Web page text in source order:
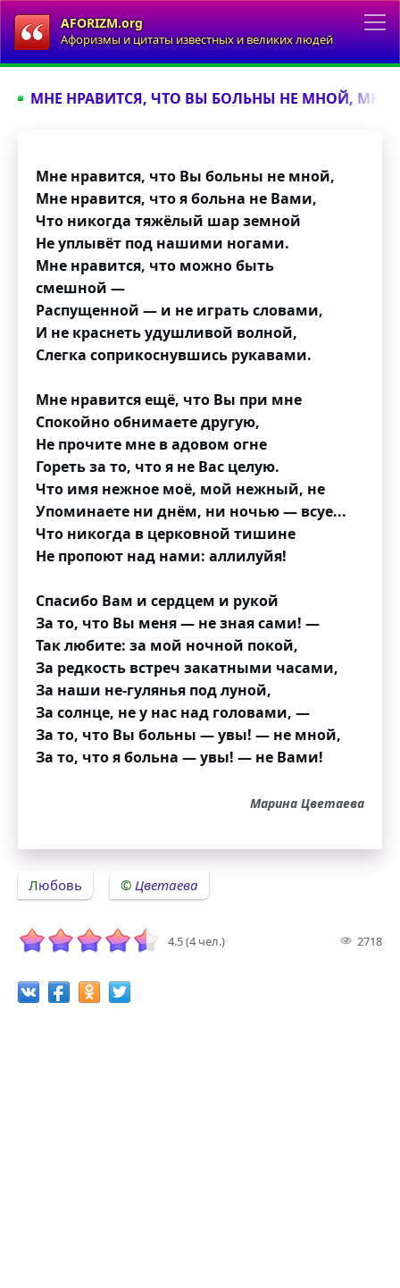
AFORIZM.org
Афоризмы и цитаты известных и великих людей
МНЕ НРАВИТСЯ, ЧТО ВЫ БОЛЬНЫ НЕ МНОЙ, МНЕ
Мне нравится, что Вы больны не мной,
Мне нравится, что я больна не Вами,
Что никогда тяжёлый шар земной
Не уплывёт под нашими ногами.
Мне нравится, что можно быть
смешной —
Распущенной — и не играть словами,
И не краснеть удушливой волной,
Слегка соприкоснувшись рукавами.
Мне нравится ещё, что Вы при мне
Спокойно обнимаете другую,
Не прочите мне в адовом огне
Гореть за то, что я не Вас целую.
Что имя нежное моё, мой нежный, не
Упоминаете ни днём, ни ночью — всуе...
Что никогда в церковной тишине
Не пропоют над нами: аллилуйя!
Спасибо Вам и сердцем и рукой
За то, что Вы меня — не зная сами! —
Так любите: за мой ночной покой,
За редкость встреч закатными часами,
За наши не-гулянья под луной,
За солнце, не у нас над головами, —
За то, что Вы больны — увы! — не мной,
За то, что я больна — увы! — не Вами!
Марина Цветаева
Любовь Цветаева
4.5 (4 чел.) 2718